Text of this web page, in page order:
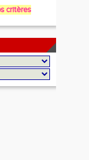
critères